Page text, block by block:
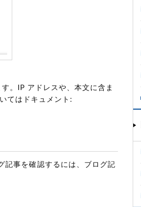
。IP アドレスや、本文に含ま
てはドキュメント:
記事を確認するには、ブログ記